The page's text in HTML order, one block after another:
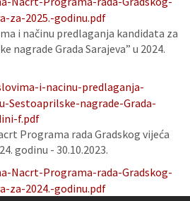
za-2025.-godinu.pdf
i načinu predlaganja kandidata za
nagrade Grada Sarajeva” u 2024.
i-nacinu-predlaganja-
Sestoaprilske-nagrade-Grada-
f.pdf
Programa rada Gradskog vijeća
godinu - 30.10.2023.
Nacrt-Programa-rada-Gradskog-
za-2024.-godinu.pdf